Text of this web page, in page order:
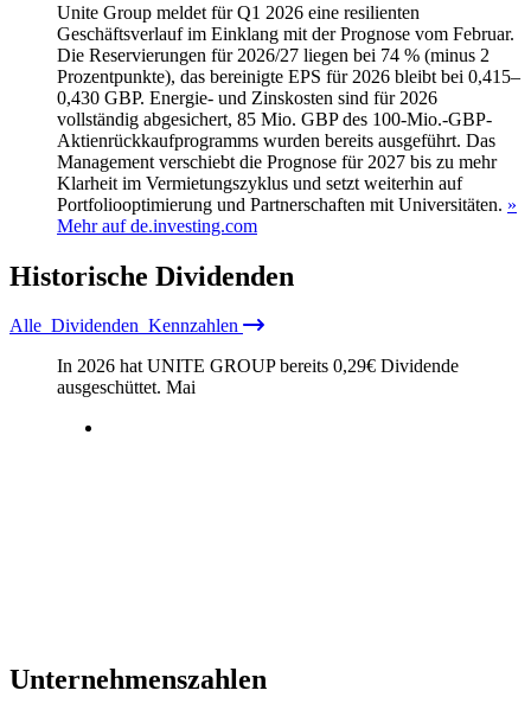
Unite Group meldet für Q1 2026 eine resilienten
Geschäftsverlauf im Einklang mit der Prognose vom Februar.
Die Reservierungen für 2026/27 liegen bei 74 % (minus 2
Prozentpunkte), das bereinigte EPS für 2026 bleibt bei 0,415–
0,430 GBP. Energie- und Zinskosten sind für 2026
vollständig abgesichert, 85 Mio. GBP des 100-Mio.-GBP-
Aktienrückkaufprogramms wurden bereits ausgeführt. Das
Management verschiebt die Prognose für 2027 bis zu mehr
Klarheit im Vermietungszyklus und setzt weiterhin auf
Portfoliooptimierung und Partnerschaften mit Universitäten. »
Mehr auf de.investing.com
Historische Dividenden
Alle Dividenden Kennzahlen
In 2026 hat UNITE GROUP bereits 0,29€ Dividende
ausgeschüttet. Mai
Unternehmenszahlen